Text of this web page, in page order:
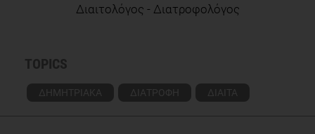
University School of Medicine, New Haven, Conn.; March 22,
Annual Conference; Atlanta
Διαιτολόγος - Διατροφολόγος
TOPICS
ΔΗΜΗΤΡΙΑΚΑ ΔΙΑΤΡΟΦΗ ΔΙΑΙΤΑ